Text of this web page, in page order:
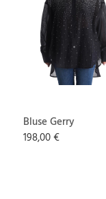
Bluse Gerry
198,00 €